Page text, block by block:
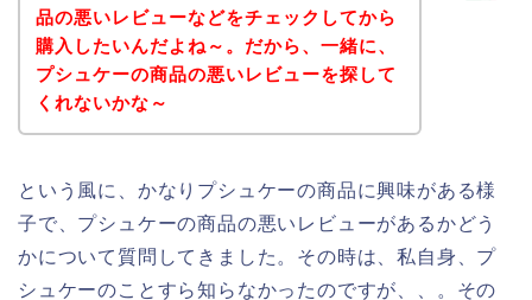
品の悪いレビューなどをチェックしてから
購入したいんだよね～。だから、一緒に、
プシュケーの商品の悪いレビューを探して
くれないかな～
という風に、かなりプシュケーの商品に興味がある様
子で、プシュケーの商品の悪いレビューがあるかどう
かについて質問してきました。その時は、私自身、プ
シュケーのことすら知らなかったのですが、、。その